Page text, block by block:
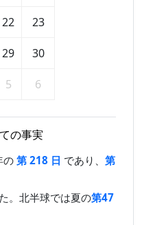
22 23
29 30
5 6
の事実
の 第 218 日 であり、 第
。北半球では夏の第47